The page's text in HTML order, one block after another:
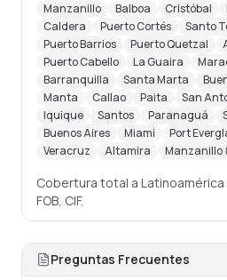
Manzanillo
Balboa Cristóbal
Caldera
Puerto Cortés
Santo
Puerto Barrios
Puerto Quetzal
Puerto Cabello
La Guaira
Barranquilla
Santa Marta
Manta
Callao Paita San
Iquique
Santos Paranaguá
Buenos Aires
Miami Port
Veracruz
Altamira Manzanillo
Cobertura total a
FOB, CIF.
Preguntas Frecuentes